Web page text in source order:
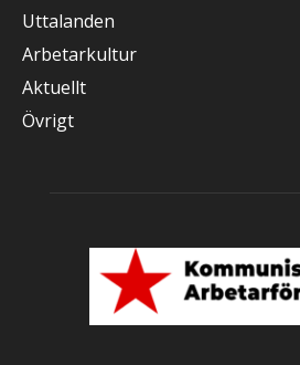
Uttalanden
Arbetarkultur
Aktuellt
Övrigt